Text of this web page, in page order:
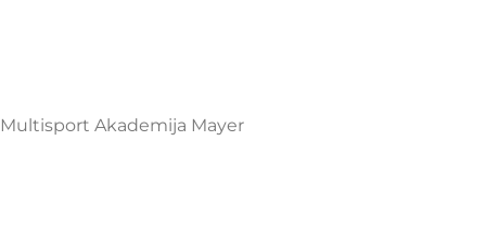
Multisport Akademija Mayer